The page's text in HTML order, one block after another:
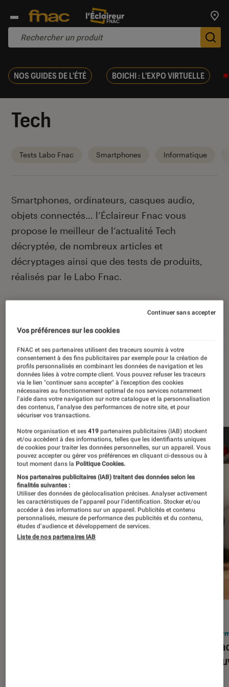
NOS GUIDES DE L'ÉTÉ BOICHI : L'EXPO VIRTUELLE
Tech
Tests Labo Fnac Smartphones Informatique
Introduction
Smartphones, ordinateurs, casques audio,
objets connectés… l’Éclaireur Fnac vous
propose le meilleur de l’actualité Tech
décryptée, de nombreux articles et
décryptages ainsi que des tests de produits,
réalisés par le Labo Fnac.
À la une
Le
Vos préférences sur les cookies
FNAC et ses partenaires utilisent des traceurs soumis à votre
consentement à des fins publicitaires par exemple pour la création de
profils personnalisés en combinant les données de navigation et les
données liées à votre compte client. Vous pouvez refuser les traceurs
via le lien "continuer sans accepter" à l’exception des cookies
nécessaires au fonctionnement optimal de nos services notamment
l’aide dans votre navigation sur notre catalogue et la personnalisation
des contenus, l’analyse des performances de notre site, et pour
sécuriser vos transactions.
Notre organisation et ses419 partenaires publicitaires (IAB) stockent
et/ou accèdent à des informations, telles que les identifiants uniques
de cookies pour traiter les données personnelles, sur un appareil. Vous
pouvez accepter ou gérer vos préférences en cliquant ci-dessous ou à
tout moment dans la Politique Cookies.
Nos partenaires publicitaires (IAB) traitent des données selon les
finalités suivantes :
Utiliser des données de géolocalisation précises. Analyser activement
les caractéristiques de l’appareil pour l’identification. Stocker et/ou
accéder à des informations sur un appareil. Publicités et contenu
personnalisés, mesure de performance des publicités et du contenu,
études d’audience et développement de services.
Liste de nos partenaires IAB
Continuer sans accepter